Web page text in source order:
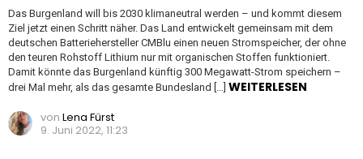
Das Burgenland will bis 2030 klimaneutral werden – und kommt diesem
Ziel jetzt einen Schritt näher. Das Land entwickelt gemeinsam mit dem
deutschen Batteriehersteller CMBlu einen neuen Stromspeicher, der ohne
den teuren Rohstoff Lithium nur mit organischen Stoffen funktioniert.
Damit könnte das Burgenland künftig 300 Megawatt-Strom speichern –
drei Mal mehr, als das gesamte Bundesland […] WEITERLESEN
von Lena Fürst
9. Juni 2022, 11:23